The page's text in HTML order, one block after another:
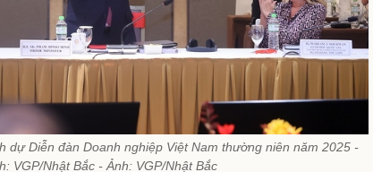
dự Diễn đàn Doanh nghiệp Việt Nam thường niên năm 2025 -
VGP/Nhật Bắc - Ảnh: VGP/Nhật Bắc